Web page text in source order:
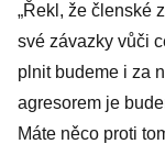
„Řekl, že členské
své závazky vůči
plnit budeme i za
agresorem je
Máte něco proti